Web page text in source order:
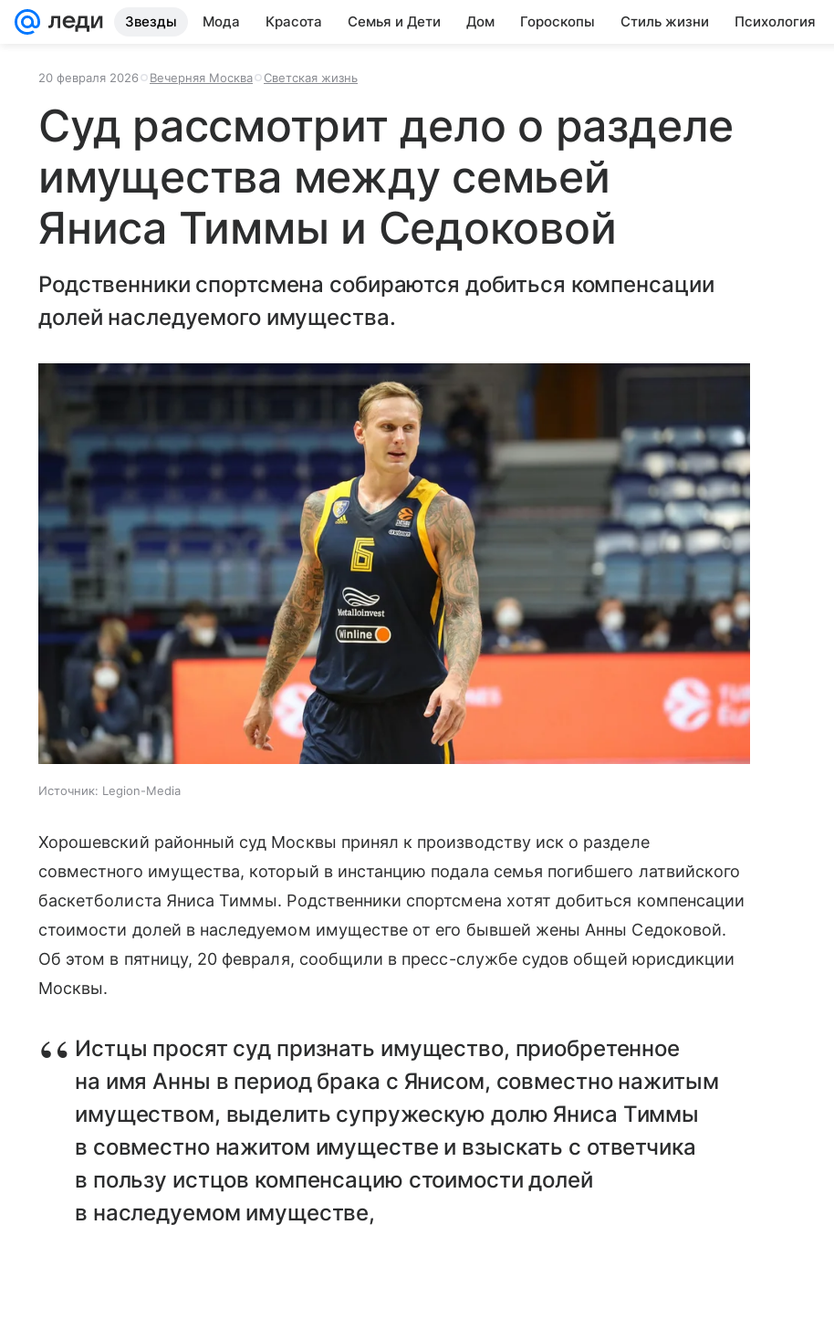
Звезды Мода Красота Семья и Дети Дом Гороскопы Стиль жизни Психология
20 февраля 2026 Вечерняя Москва Светская жизнь
Суд рассмотрит дело о разделе
имущества между семьей
Яниса Тиммы и Седоковой
Родственники спортсмена собираются добиться компенсации
долей наследуемого имущества.
Источник: Legion-Media
Хорошевский районный суд Москвы принял к производству иск о разделе
совместного имущества, который в инстанцию подала семья погибшего латвийского
баскетболиста Яниса Тиммы. Родственники спортсмена хотят добиться компенсации
стоимости долей в наследуемом имуществе от его бывшей жены Анны Седоковой.
Об этом в пятницу, 20 февраля, сообщили в пресс-службе судов общей юрисдикции
Москвы.
Истцы просят суд признать имущество, приобретенное
на имя Анны в период брака с Янисом, совместно нажитым
имуществом, выделить супружескую долю Яниса Тиммы
в совместно нажитом имуществе и взыскать с ответчика
в пользу истцов компенсацию стоимости долей
в наследуемом имуществе,